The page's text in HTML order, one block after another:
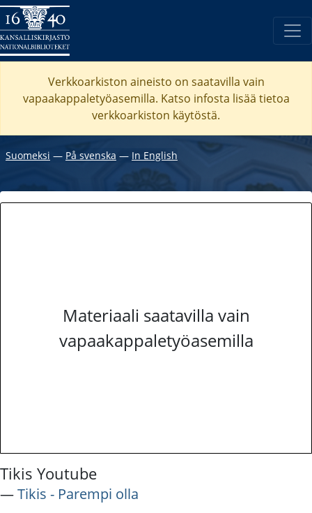
Verkkoarkiston aineisto on saatavilla vain
vapaakappaletyöasemilla. Katso infosta lisää tietoa
verkkoarkiston käytöstä.
Suomeksi ― På svenska ― In English
Materiaali saatavilla vain
vapaakappaletyöasemilla
Tikis Youtube
―Tikis - Parempi olla